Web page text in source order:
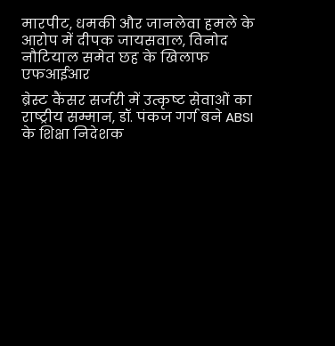
मारपीट, धमकी और जानलेवा हमले के
आरोप में दीपक जायसवाल, विनोद
नौटियाल समेत छह के खिलाफ
एफआईआर
ब्रेस्ट कैंसर सर्जरी में उत्कृष्ट सेवाओं का
राष्ट्रीय सम्मान, डॉ. पंकज गर्ग बने ABSI
के शिक्षा निदेशक